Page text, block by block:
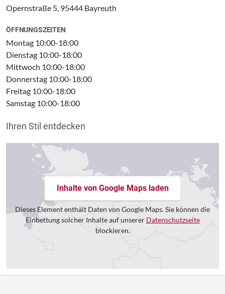
Opernstraße 5, 95444 Bayreuth
ÖFFNUNGSZEITEN
Montag 10:00-18:00
Dienstag 10:00-18:00
Mittwoch 10:00-18:00
Donnerstag 10:00-18:00
Freitag 10:00-18:00
Samstag 10:00-18:00
Ihren Stil entdecken
Inhalte von Google Maps laden
Dieses Element enthält Daten von Google Maps. Sie können die
Einbettung solcher Inhalte auf unserer Datenschutzseite
blockieren.